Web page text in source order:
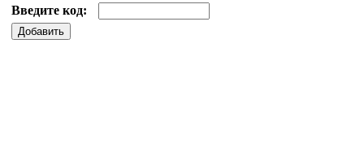
Введите код:
Добавить